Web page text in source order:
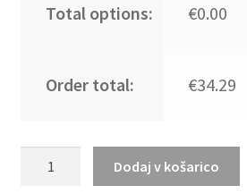
Total options: €0.00
Order total: €34.29
Dodaj v košarico